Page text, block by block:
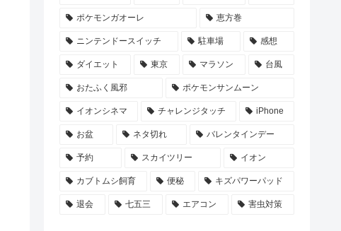
ポケモンガオーレ 恵方巻
ニンテンドースイッチ 駐車場 感想
ダイエット 東京 マラソン 台風
おたふく風邪 ポケモンサンムーン
イオンシネマ チャレンジタッチ iPhone
お盆 ネタ切れ バレンタインデー
予約 スカイツリー イオン
カブトムシ飼育 便秘 キズパワーパッド
退会 七五三 エアコン 害虫対策